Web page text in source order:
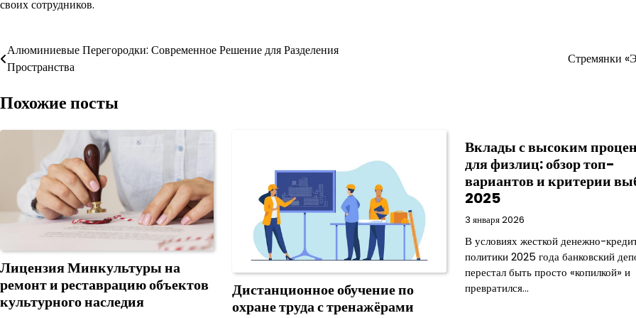
своих сотрудников.
Навигация
по
записям
Алюминиевые Перегородки: Современное Решение для Разделения
Пространства
Стремянки
Похожие посты
Лицензия Минкультуры на
ремонт и реставрацию объектов
культурного наследия
Дистанционное обучение по
охране труда с тренажёрами
Вклады с высоким
для физлиц: обзор топ-
вариантов и критерии
2025
3 января 2026
В условиях жесткой денежно-
политики 2025 года банковский
перестал быть просто «копилкой» и
превратился…